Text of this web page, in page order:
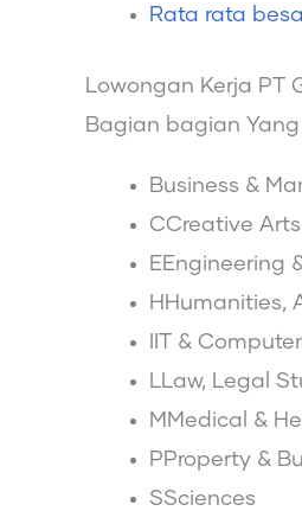
Rata rata
Lowongan Kerja PT
Bagian bagian
Business &
CCreative Arts
EEngineering
HHumanities,
IIT &
LLaw, Legal
MMedical &
PProperty &
SSciences